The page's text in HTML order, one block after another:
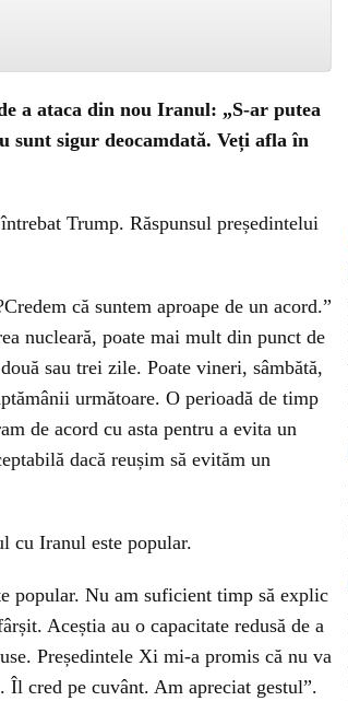
a ataca din nou Iranul: „S-ar putea
sunt sigur deocamdată. Veți afla în
Trump. Răspunsul președintelui
că suntem aproape de un acord.”
nucleară, poate mai mult din punct de
sau trei zile. Poate vineri, sâmbătă,
următoare. O perioadă de timp
de acord cu asta pentru a evita un
dacă reușim să evităm un
cu Iranul este popular.
popular. Nu am suficient timp să explic
Aceștia au o capacitate redusă de a
Președintele Xi mi-a promis că nu va
cred pe cuvânt. Am apreciat gestul”.